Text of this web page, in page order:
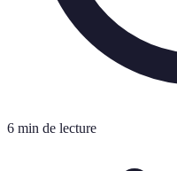
6 min de lecture